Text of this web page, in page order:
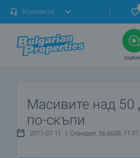
Контакти
Масивите над 50
по-скъпи
2011-07-11 | Стандарт, бр.6638,